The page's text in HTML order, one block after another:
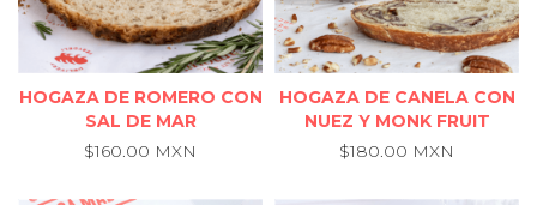
HOGAZA DE ROMERO CON
SAL DE MAR
$160.00 MXN
HOGAZA DE CANELA CON
NUEZ Y MONK FRUIT
$180.00 MXN